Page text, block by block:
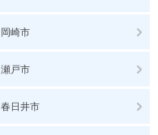
岡崎市
瀬戸市
春日井市